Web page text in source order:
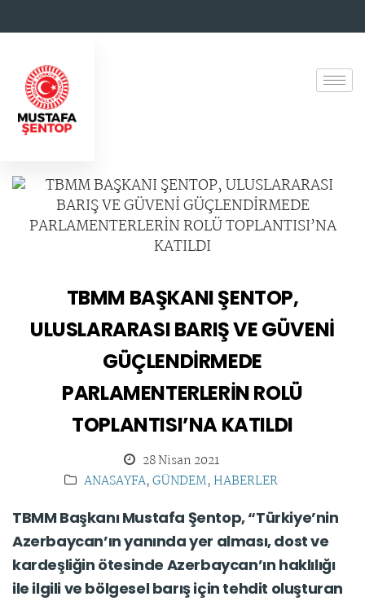
TBMM BAŞKANI ŞENTOP,
ULUSLARARASI BARIŞ VE GÜVENİ
GÜÇLENDİRMEDE
PARLAMENTERLERİN ROLÜ
TOPLANTISI’NA KATILDI
28 Nisan 2021
ANASAYFA,GÜNDEM,HABERLER
TBMM Başkanı Mustafa Şentop, “Türkiye’nin
Azerbaycan’ın yanında yer alması, dost ve
kardeşliğin ötesinde Azerbaycan’ın haklılığı
ile ilgili ve bölgesel barış için tehdit oluşturan